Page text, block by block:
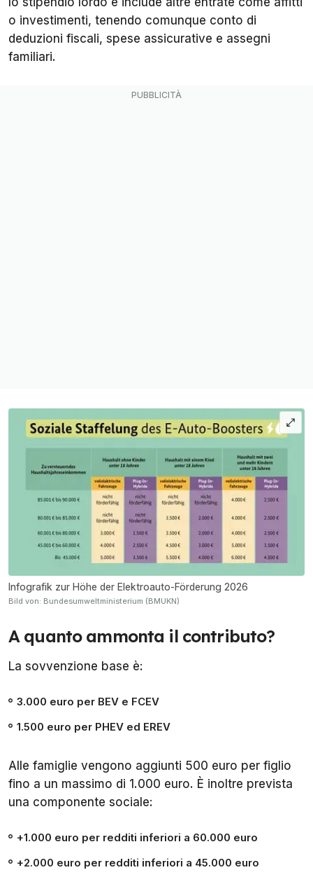
o investimenti, tenendo comunque conto di
deduzioni fiscali, spese assicurative e assegni
familiari.
Infografik zur Höhe der Elektroauto-Förderung 2026
Bild von: Bundesumweltministerium (BMUKN)
A quanto ammonta il contributo?
La sovvenzione base è:
3.000 euro per BEV e FCEV
1.500 euro per PHEV ed EREV
Alle famiglie vengono aggiunti 500 euro per figlio
fino a un massimo di 1.000 euro. È inoltre prevista
una componente sociale:
+1.000 euro per redditi inferiori a 60.000 euro
+2.000 euro per redditi inferiori a 45.000 euro